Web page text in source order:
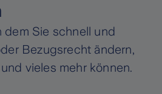
dem Sie schnell und
Bezugsrecht ändern,
vieles mehr können.